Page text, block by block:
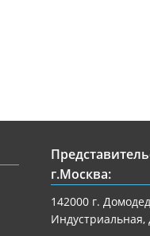
г.Москва:
142000 г.